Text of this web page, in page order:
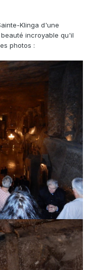
Klinga d'une
incroyable qu'il
photos :